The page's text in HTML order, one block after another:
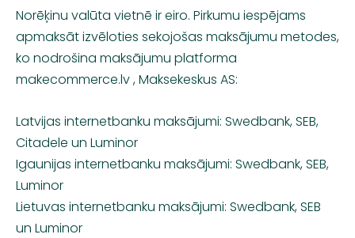
Norēķinu valūta vietnē ir eiro. Pirkumu iespējams
apmaksāt izvēloties sekojošas maksājumu metodes,
ko nodrošina maksājumu platforma
makecommerce.lv , Maksekeskus AS:
Latvijas internetbanku maksājumi: Swedbank, SEB,
Citadele un Luminor
Igaunijas internetbanku maksājumi: Swedbank, SEB,
Luminor
Lietuvas internetbanku maksājumi: Swedbank, SEB
un Luminor